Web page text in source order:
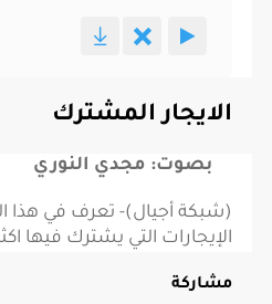
الايجار المشترك
بصوت: مجدي النوري
(شبكة أجيال)- تعرف في هذا
الإيجارات التي يشترك
مشاركة